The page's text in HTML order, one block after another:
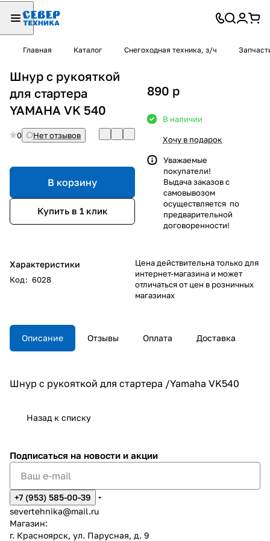
Главная Каталог Снегоходная техника, з/ч
Шнур с рукояткой
для стартера
YAMAHA VK 540
0 Нет отзывов
В корзину
Купить в 1 клик
Характеристики
Код: 6028
890 p
В наличии
Хочу в подарок
Уважаемые
покупатели!
Выдача заказов с
самовывозом
осуществляется по
предварительной
договоренности!
Цена действительна только для
интернет-магазина и может
отличаться от цен в розничных
магазинах
Описание Отзывы Оплата Доставка
Шнур с рукояткой для стартера /Yamaha VK540
Назад к списку
Подписаться на новости и акции
+7 (953) 585-00-39
severtehnika@mail.ru
Магазин:
г. Красноярск, ул. Парусная, д. 9